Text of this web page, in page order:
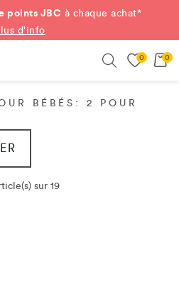
points JBC à chaque achat*
d'info
0 0
BÉBÉS: 2 POUR
sur 19